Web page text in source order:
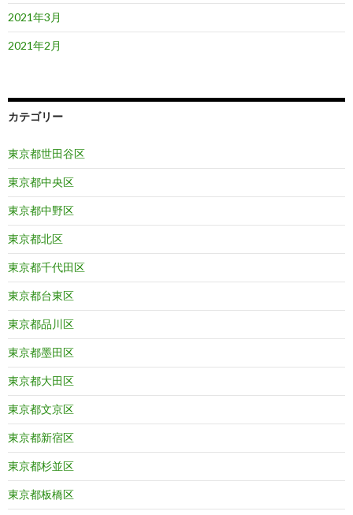
2021年3月
2021年2月
カテゴリー
東京都世田谷区
東京都中央区
東京都中野区
東京都北区
東京都千代田区
東京都台東区
東京都品川区
東京都墨田区
東京都大田区
東京都文京区
東京都新宿区
東京都杉並区
東京都板橋区